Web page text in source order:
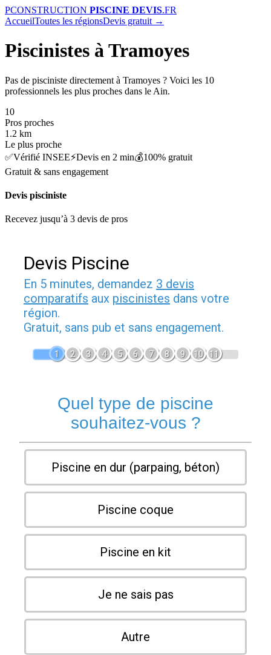
PCONSTRUCTION PISCINE DEVIS.FR
AccueilToutes les régionsDevis gratuit →
Piscinistes à Tramoyes
Pas de pisciniste directement à Tramoyes ? Voici les 10
professionnels les plus proches dans le Ain.
10
Pros proches
1.2 km
Le plus proche
✅Vérifié INSEE⚡Devis en 2 min💰100% gratuit
Gratuit & sans engagement
Devis pisciniste
Recevez jusqu’à 3 devis de pros
Devis Piscine
En 5 minutes, demandez 3 devis
comparatifs aux piscinistes dans votre
région.
Gratuit, sans pub et sans engagement.
1 2 3 4 5 6 7 8 9 10 11
Quel type de piscine
souhaitez-vous ?
Piscine en dur (parpaing, béton)
Piscine coque
Piscine en kit
Je ne sais pas
Autre